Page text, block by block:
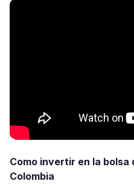
Como invertir en la bolsa
Colombia